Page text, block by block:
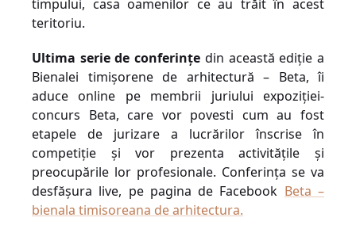
timpului, casa oamenilor ce au trăit în acest
teritoriu.
Ultima serie de conferințe din această ediție a
Bienalei timișorene de arhitectură – Beta, îi
aduce online pe membrii juriului expoziției-
concurs Beta, care vor povesti cum au fost
etapele de jurizare a lucrărilor înscrise în
competiție și vor prezenta activitățile și
preocupările lor profesionale. Conferința se va
desfășura live, pe pagina de Facebook Beta –
bienala timisoreana de arhitectura.